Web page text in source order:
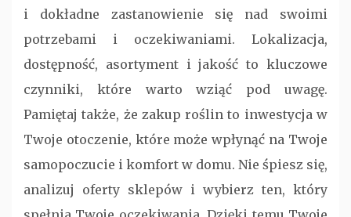
i dokładne zastanowienie się nad swoimi
potrzebami i oczekiwaniami. Lokalizacja,
dostępność, asortyment i jakość to kluczowe
czynniki, które warto wziąć pod uwagę.
Pamiętaj także, że zakup roślin to inwestycja w
Twoje otoczenie, które może wpłynąć na Twoje
samopoczucie i komfort w domu. Nie śpiesz się,
analizuj oferty sklepów i wybierz ten, który